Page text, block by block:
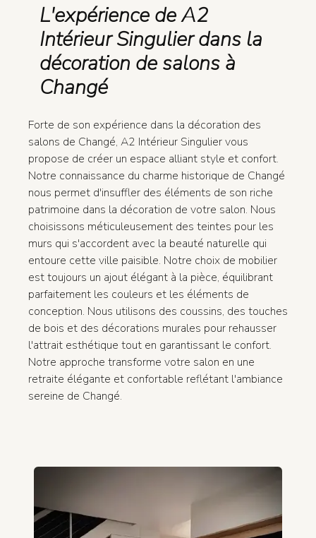
L'expérience de A2
Intérieur Singulier dans la
décoration de salons à
Changé
Forte de son expérience dans la décoration des
salons de Changé, A2 Intérieur Singulier vous
propose de créer un espace alliant style et confort.
Notre connaissance du charme historique de Changé
nous permet d'insuffler des éléments de son riche
patrimoine dans la décoration de votre salon. Nous
choisissons méticuleusement des teintes pour les
murs qui s'accordent avec la beauté naturelle qui
entoure cette ville paisible. Notre choix de mobilier
est toujours un ajout élégant à la pièce, équilibrant
parfaitement les couleurs et les éléments de
conception. Nous utilisons des coussins, des touches
de bois et des décorations murales pour rehausser
l'attrait esthétique tout en garantissant le confort.
Notre approche transforme votre salon en une
retraite élégante et confortable reflétant l'ambiance
sereine de Changé.